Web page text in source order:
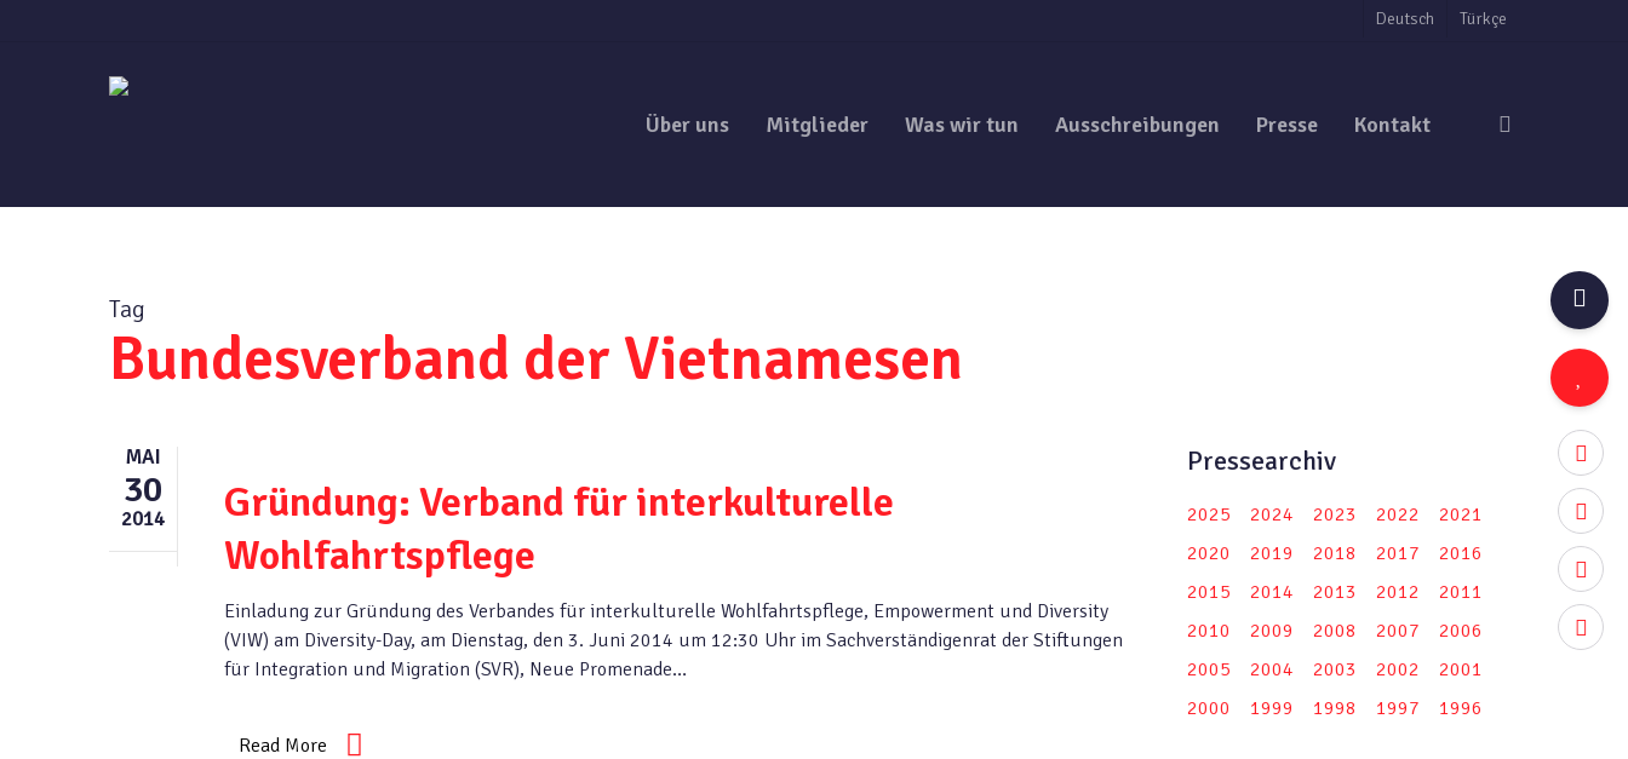
twitter
Deutsch Türkçe
Über uns Mitglieder Was wir tun Ausschreibungen Presse Kontakt
Tag
Bundesverband der Vietnamesen
MAI
30
2014
Gründung: Verband für interkulturelle
Wohlfahrtspflege
Einladung zur Gründung des Verbandes für interkulturelle Wohlfahrtspflege, Empowerment und Diversity
(VIW) am Diversity-Day, am Dienstag, den 3. Juni 2014 um 12:30 Uhr im Sachverständigenrat der Stiftungen
für Integration und Migration (SVR), Neue Promenade…
Read More
Pressearchiv
2025 2024 2023 2022
2021
2020
2019 2018 2017
2016
2015
2014 2013 2012
2011
2010
2009 2008 2007
2006
2005
2004 2003 2002
2001
2000
1999 1998 1997 1996